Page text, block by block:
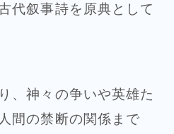
代叙事詩を原典として
、神々の争いや英雄た
間の禁断の関係まで